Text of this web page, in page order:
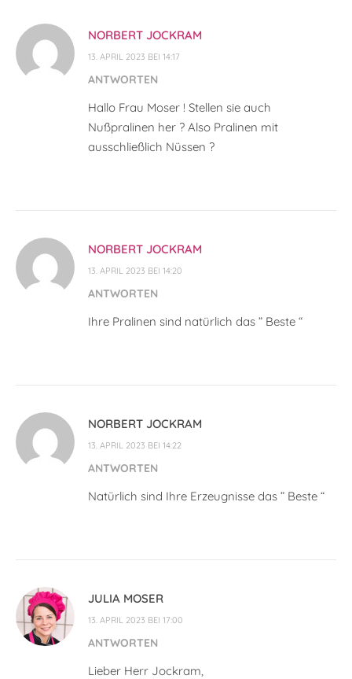
NORBERT JOCKRAM
13. APRIL 2023 BEI 14:17
ANTWORTEN
Hallo Frau Moser ! Stellen sie auch
Nußpralinen her ? Also Pralinen mit
ausschließlich Nüssen ?
NORBERT JOCKRAM
13. APRIL 2023 BEI 14:20
ANTWORTEN
Ihre Pralinen sind natürlich das ” Beste “
NORBERT JOCKRAM
13. APRIL 2023 BEI 14:22
ANTWORTEN
Natürlich sind Ihre Erzeugnisse das ” Beste “
JULIA MOSER
13. APRIL 2023 BEI 17:00
ANTWORTEN
Lieber Herr Jockram,